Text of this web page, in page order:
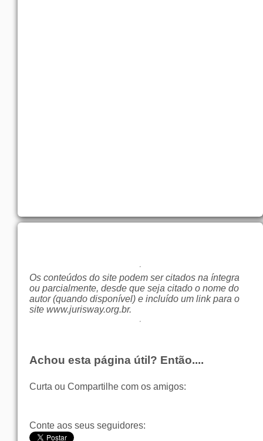
Os conteúdos do site podem ser citados na íntegra
ou parcialmente, desde que seja citado o nome do
autor (quando disponível) e incluído um link para o
site www.jurisway.org.br.
Achou esta página útil? Então....
Curta ou Compartilhe com os amigos:
Conte aos seus seguidores: